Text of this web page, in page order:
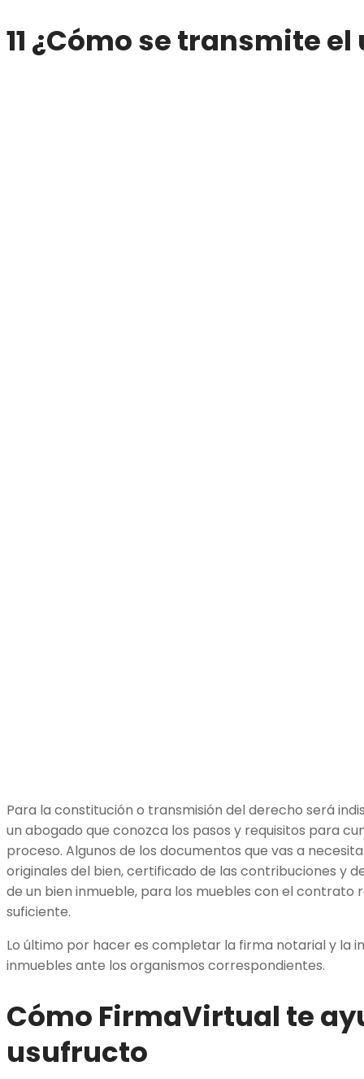
11 ¿Cómo se transmite
Para la constitución o transmisión del derecho será
un abogado que conozca los pasos y requisitos para
proceso. Algunos de los documentos que vas a
originales del bien, certificado de las contribuciones y
de un bien inmueble, para los muebles con el
suficiente.
Lo último por hacer es completar la firma notarial y la
inmuebles ante los organismos correspondientes.
Cómo FirmaVirtual te
usufructo